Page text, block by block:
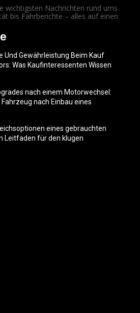
wichtigsten Nachrichten rund ums
bis Fahrberichte – alles auf einen
Und Gewährleistung Beim Kauf
Was Kaufinteressenten Wissen
nach einem Motorwechsel:
nach Einbau eines
eines gebrauchten
Leitfaden für den klugen